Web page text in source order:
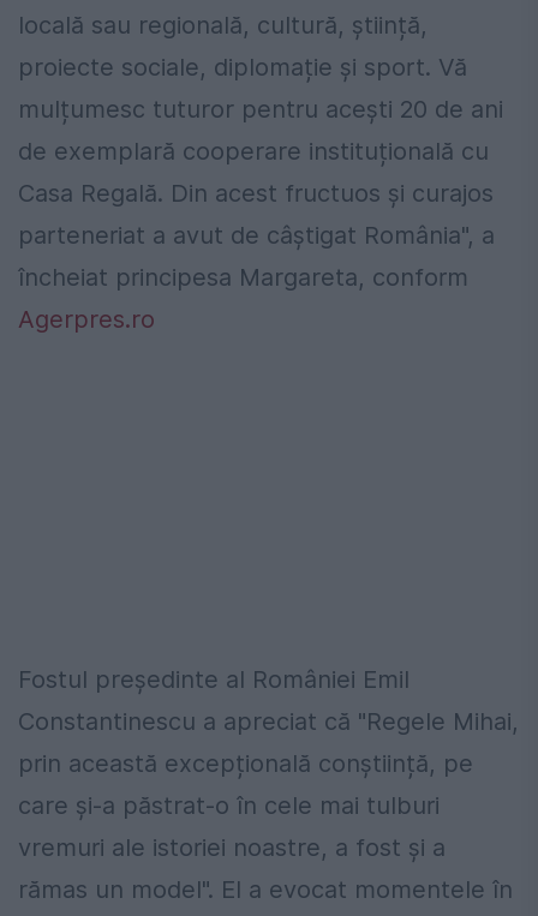
locală sau regională, cultură, știință,
proiecte sociale, diplomație și sport. Vă
mulțumesc tuturor pentru acești 20 de ani
de exemplară cooperare instituțională cu
Casa Regală. Din acest fructuos și curajos
parteneriat a avut de câștigat România", a
încheiat principesa Margareta, conform
Agerpres.ro
Fostul președinte al României Emil
Constantinescu a apreciat că "Regele Mihai,
prin această excepțională conștiință, pe
care și-a păstrat-o în cele mai tulburi
vremuri ale istoriei noastre, a fost și a
rămas un model". El a evocat momentele în